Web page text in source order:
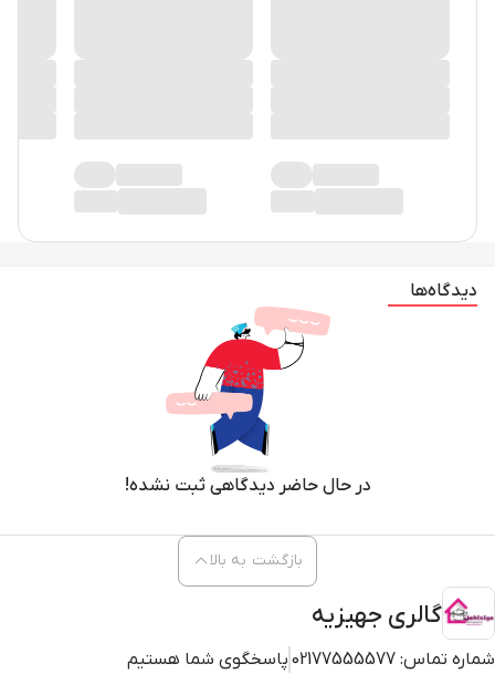
دیدگاه‌ها
در حال حاضر دیدگاهی ثبت نشده!
گالری جهیزیه
شماره تماس: 02177555577 پاسخگوی شما هستیم
بازگشت به بالا